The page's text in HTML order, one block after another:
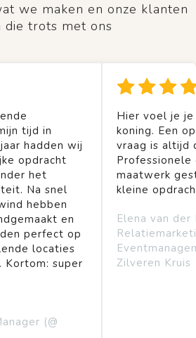
we maken en onze klanten
die trots met ons
tijd in
hadden wij
opdracht
het
Na snel
hebben
en
perfect op
locaties
Kortom: super
(@
Hier voel je
koning. Een
vraag is altijd
Professionele
maatwerk
kleine
Elena van der
Zilveren Kruis